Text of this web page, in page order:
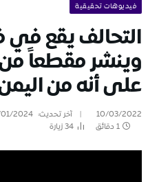
فيديوهات تحقيقية
التحالف يقع في
وينشر مقطعاً
على أنه من
10/03/2022 آخر تحديث: 2024
1 دقائق
34زيارة